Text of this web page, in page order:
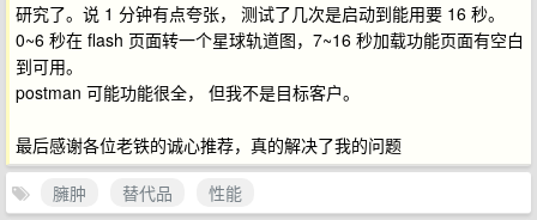
研究了。说 1 分钟有点夸张， 测试了几次是启动到能用要 16 秒。
0~6 秒在 flash 页面转一个星球轨道图，7~16 秒加载功能页面有空白
到可用。
postman 可能功能很全， 但我不是目标客户。
最后感谢各位老铁的诚心推荐，真的解决了我的问题
臃肿
替代品
性能